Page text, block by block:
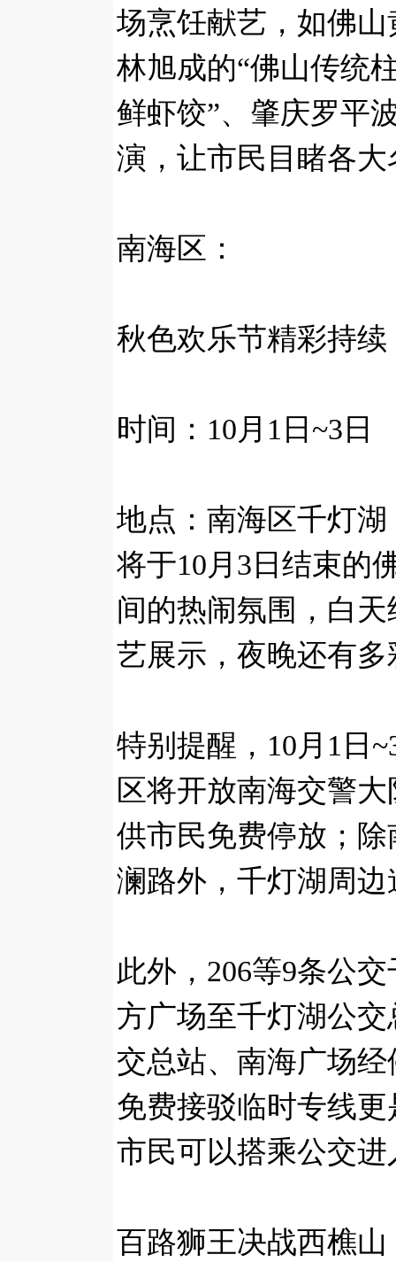
场烹饪献艺，如佛
林旭成的“佛山传统
鲜虾饺”、肇庆罗平
演，让市民目睹各
南海区：
秋色欢乐节精彩持续
时间：10月1日~3日
地点：南海区千灯湖
将于10月3日结束的
间的热闹氛围，白
艺展示，夜晚还有
特别提醒，10月1日
区将开放南海交警
供市民免费停放；
澜路外，千灯湖周
此外，206等9条公
方广场至千灯湖公
交总站、南海广场
免费接驳临时专线
市民可以搭乘公交
百路狮王决战西樵山